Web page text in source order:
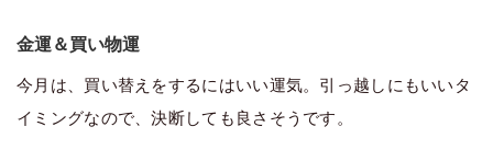
金運＆買い物運
今月は、買い替えをするにはいい運気。引っ越しにもいいタ
イミングなので、決断しても良さそうです。